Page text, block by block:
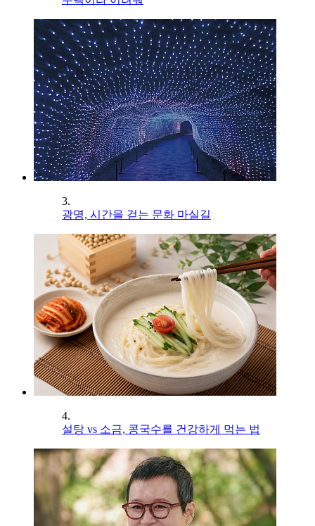
3.
광명, 시간을 걷는 문화 마실길
4.
설탕 vs 소금, 콩국수를 건강하게 먹는 법